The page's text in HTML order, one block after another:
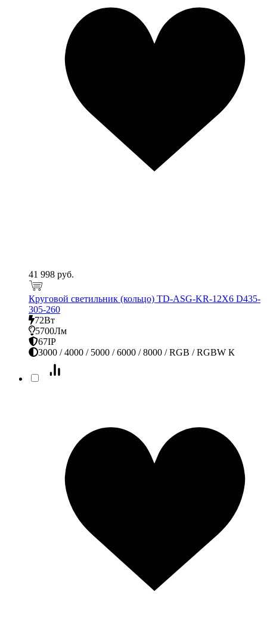
41 998 руб.
Круговой светильник (кольцо) TD-ASG-KR-12Х6 D435-
305-260
72Вт
5700Лм
67IP
3000 / 4000 / 5000 / 6000 / 8000 / RGB / RGBW К